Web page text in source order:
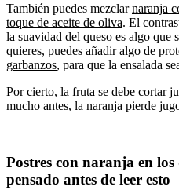
También puedes mezclarnaranja
toque de aceite de oliva. El
la suavidad del queso es algo que
quieres, puedes añadir algo de
garbanzos, para que la ensalada
Por cierto, la fruta se debe cortar
mucho antes, la naranja pierde
Postres con naranja en
pensado antes de leer esto